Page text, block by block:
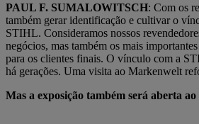
PAUL F. SUMALOWITSCH: Com os
também gerar identificação e cultivar o
STIHL. Consideramos nossos
negócios, mas também os mais
para os clientes finais. O vínculo com a
há gerações. Uma visita ao Markenwelt
Mas a exposição também será aberta